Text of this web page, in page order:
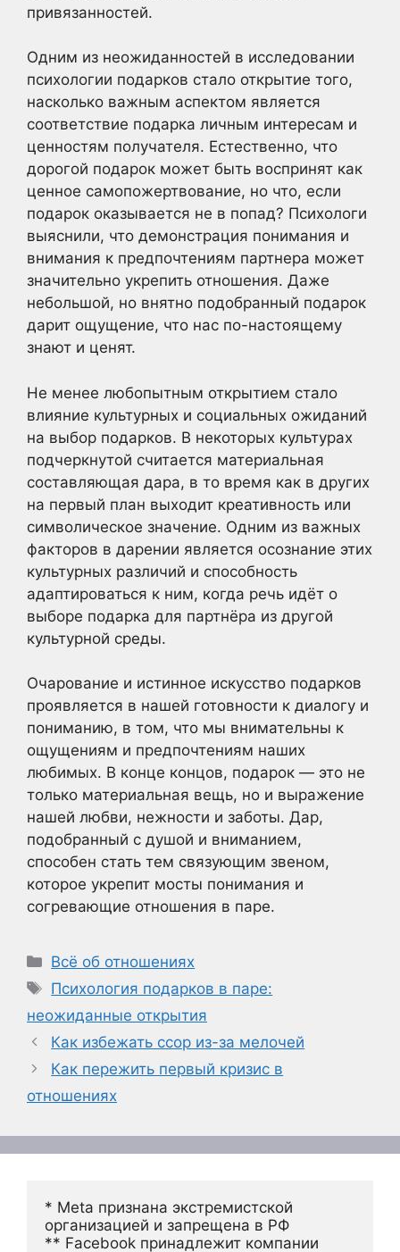
привязанностей.
Одним из неожиданностей в исследовании
психологии подарков стало открытие того,
насколько важным аспектом является
соответствие подарка личным интересам и
ценностям получателя. Естественно, что
дорогой подарок может быть воспринят как
ценное самопожертвование, но что, если
подарок оказывается не в попад? Психологи
выяснили, что демонстрация понимания и
внимания к предпочтениям партнера может
значительно укрепить отношения. Даже
небольшой, но внятно подобранный подарок
дарит ощущение, что нас по-настоящему
знают и ценят.
Не менее любопытным открытием стало
влияние культурных и социальных ожиданий
на выбор подарков. В некоторых культурах
подчеркнутой считается материальная
составляющая дара, в то время как в других
на первый план выходит креативность или
символическое значение. Одним из важных
факторов в дарении является осознание этих
культурных различий и способность
адаптироваться к ним, когда речь идёт о
выборе подарка для партнёра из другой
культурной среды.
Очарование и истинное искусство подарков
проявляется в нашей готовности к диалогу и
пониманию, в том, что мы внимательны к
ощущениям и предпочтениям наших
любимых. В конце концов, подарок — это не
только материальная вещь, но и выражение
нашей любви, нежности и заботы. Дар,
подобранный с душой и вниманием,
способен стать тем связующим звеном,
которое укрепит мосты понимания и
согревающие отношения в паре.
Рубрики
Всё об отношениях
Метки
Психология подарков в паре:
неожиданные открытия
Как избежать ссор из-за мелочей
Как пережить первый кризис в
отношениях
* Meta признана экстремистской
организацией и запрещена в РФ
** Facebook принадлежит компании